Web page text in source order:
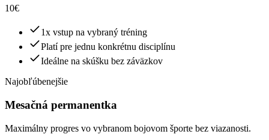
10€
1x vstup na vybraný tréning
Platí pre jednu konkrétnu disciplínu
Ideálne na skúšku bez záväzkov
Najobľúbenejšie
Mesačná permanentka
Maximálny progres vo vybranom bojovom športe bez viazanosti.